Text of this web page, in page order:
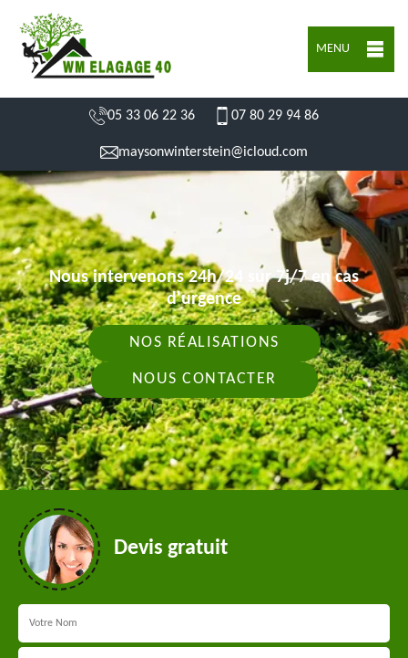
MENU
05 33 06 22 36 07 80 29 94 86
maysonwinterstein@icloud.com
Nous intervenons 24h/24 sur 7j/7 en cas
d'urgence
NOS RÉALISATIONS
NOUS CONTACTER
Devis gratuit